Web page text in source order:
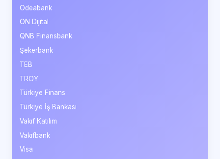
Odeabank
ON Dijital
QNB Finansbank
Şekerbank
TEB
TROY
Türkiye Finans
Türkiye İş Bankası
Vakıf Katılım
Vakıfbank
Visa